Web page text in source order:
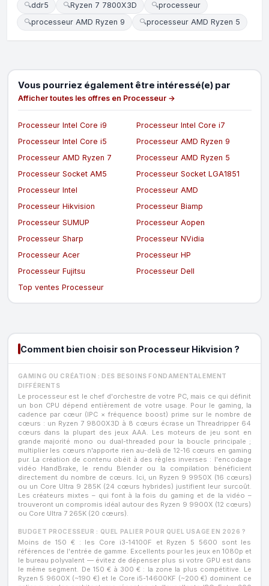
🔍ddr5 🔍Ryzen 7 7800X3D 🔍processeur
🔍processeur AMD Ryzen 9 🔍processeur AMD Ryzen 5
Vous pourriez également être intéressé(e) par
Afficher toutes les offres en Processeur →
Processeur Intel Core i9
Processeur Intel Core i7
Processeur Intel Core i5
Processeur AMD Ryzen 9
Processeur AMD Ryzen 7
Processeur AMD Ryzen 5
Processeur Socket AM5
Processeur Socket LGA1851
Processeur Intel
Processeur AMD
Processeur Hikvision
Processeur Biamp
Processeur SUMUP
Processeur Aopen
Processeur Sharp
Processeur NVidia
Processeur Acer
Processeur HP
Processeur Fujitsu
Processeur Dell
Top ventes Processeur
Comment bien choisir son Processeur Hikvision ?
GAMING OU CRÉATION : DES BESOINS FONDAMENTALEMENT
DIFFÉRENTS
Le processeur est le chef d'orchestre de votre PC, mais ce qui définit
un bon CPU dépend entièrement de votre usage. Pour le gaming, la
cadence par cœur (IPC × fréquence boost) prime sur le nombre de
cœurs : un Ryzen 7 9800X3D à 8 cœurs écrase un Threadripper 64
cœurs dans la plupart des jeux AAA. Les moteurs de jeu sont en
grande majorité mono ou dual-threaded pour la boucle principale ;
multiplier les cœurs n'apporte rien au-delà de 12-16 cœurs en gaming
pur. La création de contenu obéit à des règles inverses : l'encodage
vidéo HandBrake, le rendu Blender ou la compilation bénéficient
directement du nombre de cœurs. Ici, un Ryzen 9 9950X (16 cœurs)
ou un Core Ultra 9 285K (24 cœurs hybrides) justifient leur surcoût.
Les créateurs mixtes – qui font à la fois du gaming et de la vidéo –
trouveront un compromis idéal autour des Ryzen 9 9900X (12 cœurs)
ou Core Ultra 7 265K (20 cœurs).
BUDGET PROCESSEUR : QUEL PALIER POUR QUEL USAGE EN 2026 ?
Moins de 150 € : les Core i3-14100F et Ryzen 5 5600 sont les
références de l'entrée de gamme. Excellents pour les jeux en 1080p et
le bureau polyvalent — évitez de dépenser plus si votre GPU est dans
le même segment. De 150 € à 300 € : la zone la plus compétitive. Le
Ryzen 5 9600X (~190 €) et le Core i5-14600KF (~200 €) dominent ce